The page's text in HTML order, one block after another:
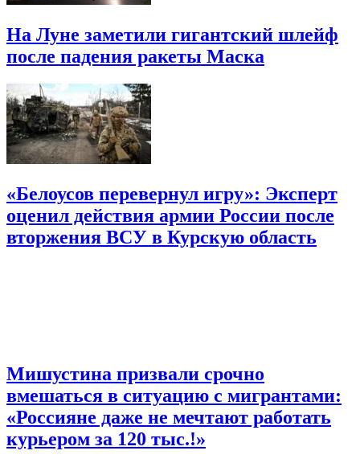
На Луне заметили гигантский шлейф
после падения ракеты Маска
«Белоусов перевернул игру»: Эксперт
оценил действия армии России после
вторжения ВСУ в Курскую область
Мишустина призвали срочно
вмешаться в ситуацию с мигрантами:
«Россияне даже не мечтают работать
курьером за 120 тыс.!»